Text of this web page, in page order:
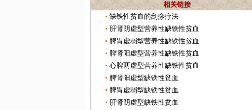
相关链接
缺铁性贫血的刮痧疗法
肝肾阴虚型营养性缺铁性贫血
脾胃虚弱型营养性缺铁性贫血
脾肾阳虚型营养性缺铁性贫血
心脾两虚型营养性缺铁性贫血
脾肾阳虚型缺铁性贫血
脾胃虚弱型缺铁性贫血
肝肾阴虚型缺铁性贫血